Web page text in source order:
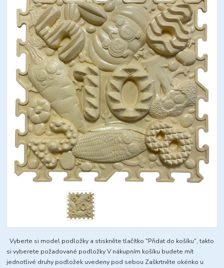
Vyberte si model podložky a stiskněte tlačítko "Přidat do košíku", takto
si vyberete požadované podložky V nákupním košíku budete mít
jednotlivé druhy podložek uvedeny pod sebou Zaškrtněte okénko u